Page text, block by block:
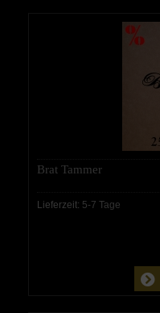
Brat Tammer
Lieferzeit: 5-7 Tage